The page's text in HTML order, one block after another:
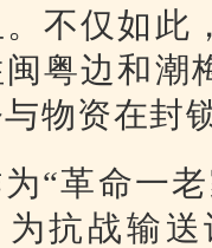
不仅如此
粤边和潮
物资在封
“革命一
为抗战输